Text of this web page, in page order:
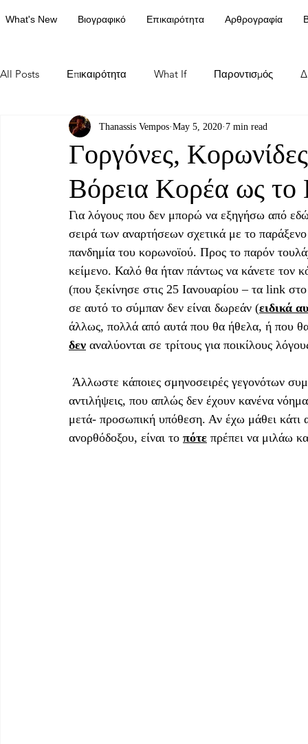
What's New Βιογραφικό Επικαιρότητα Αρθρογραφία
All Posts Επικαιρότητα What If Παροντισμός
Γοργόνες,
Βόρεια Κορέα ως το
Thanassis Vempos May 5, 2020 7 min read
Για λόγους που δεν μπορώ να εξηγήσω από
σειρά των αναρτήσεων σχετικά με το
πανδημία του κορωνοϊού. Προς το παρόν
κείμενο. Καλό θα ήταν πάντως να κάνετε τον
(που ξεκίνησε στις 25 Ιανουαρίου – τα link
σε αυτό το σύμπαν δεν είναι δωρεάν (ειδικά
άλλως, πολλά από αυτά που θα ήθελα, ή που
δεν αναλύονται σε τρίτους για ποικίλους
αντιλήψεις, που απλώς δεν έχουν κανένα
μετά- προσωπική υπόθεση. Αν έχω μάθει κάτι
ανορθόδοξου, είναι το πότε πρέπει να μιλάω